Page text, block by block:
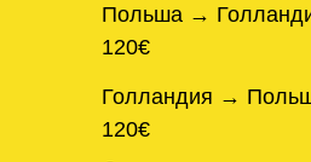
Польша →
120€
Голландия →
120€